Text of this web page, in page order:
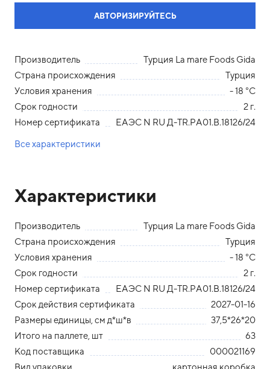
АВТОРИЗИРУЙТЕСЬ
Производитель
Турция La mare Foods Gida
Страна происхождения
Турция
Условия хранения
- 18 °С
Срок годности
2 г.
Номер сертификата
ЕАЭС N RU Д-TR.PA01.B.18126/24
Все характеристики
Характеристики
Производитель
Турция La mare Foods Gida
Страна происхождения
Турция
Условия хранения
- 18 °С
Срок годности
2 г.
Номер сертификата
ЕАЭС N RU Д-TR.PA01.B.18126/24
Срок действия сертификата
2027-01-16
Размеры единицы, см д*ш*в
37,5*26*20
Итого на паллете, шт
63
Код поставщика
000021169
Вид упаковки
картонная коробка